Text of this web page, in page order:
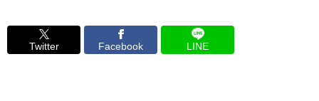
Twitter Facebook LINE